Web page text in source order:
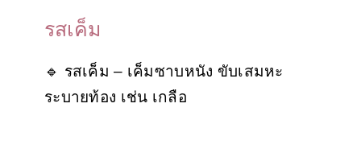
รสเค็ม
🔹 รสเค็ม – เค็มซาบหนัง ขับเสมหะ
ระบายท้อง เช่น เกลือ